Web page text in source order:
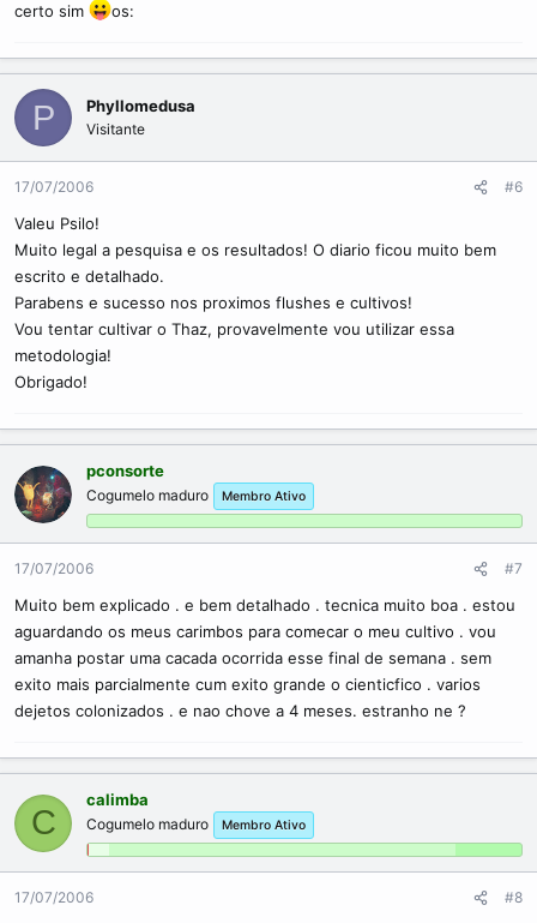
certo sim
os:
P Phyllomedusa
Visitante
17/07/2006 #6
Valeu Psilo!
Muito legal a pesquisa e os resultados! O diario ficou muito bem
escrito e detalhado.
Parabens e sucesso nos proximos flushes e cultivos!
Vou tentar cultivar o Thaz, provavelmente vou utilizar essa
metodologia!
Obrigado!
pconsorte
Cogumelo maduro Membro Ativo
17/07/2006 #7
Muito bem explicado . e bem detalhado . tecnica muito boa . estou
aguardando os meus carimbos para comecar o meu cultivo . vou
amanha postar uma cacada ocorrida esse final de semana . sem
exito mais parcialmente cum exito grande o cienticfico . varios
dejetos colonizados . e nao chove a 4 meses. estranho ne ?
C
calimba
Cogumelo maduro Membro Ativo
17/07/2006 #8